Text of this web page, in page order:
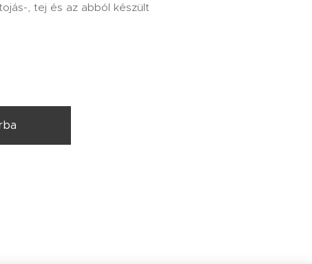
, tej és az abból készült